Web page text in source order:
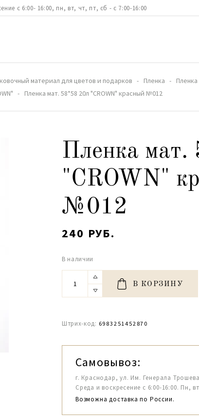
с 6:00- 16:00, пн, вт, чт, пт, сб - с 7:00-16:00
материал для цветов и подарков Пленка
Пленка мат. 58*58 20л "CROWN" красный №012
Пленка
"CROWN"
№012
240 РУБ.
В наличии
В КОРЗИНУ
Штрих-код: 6983251452870
Самовывоз:
г. Краснодар, ул. Им. Генерала
Среда и воскресение с 6:00-16:00. Пн,
Возможна доставка по России.